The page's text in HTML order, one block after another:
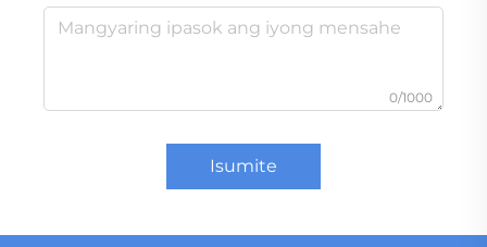
0/1000
Isumite